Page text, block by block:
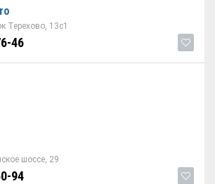
Терехово, 13с1
46
шоссе, 29
94